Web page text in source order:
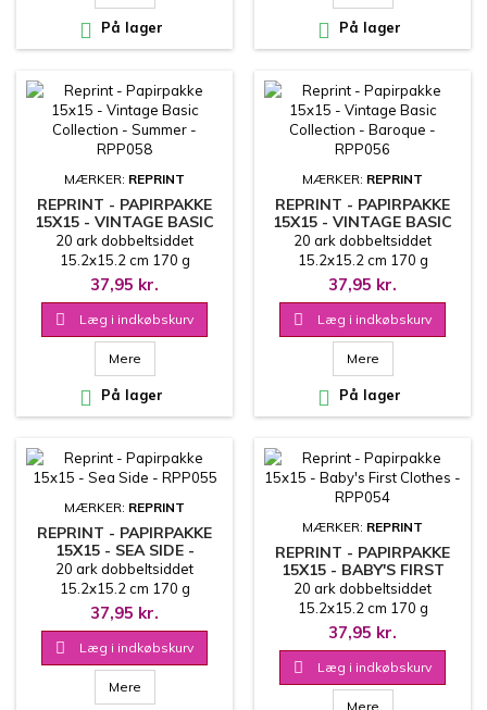
 På lager  På lager
MÆRKER: REPRINT
REPRINT - PAPIRPAKKE
15X15 - VINTAGE BASIC
COLLECTION - SUMMER -
RPP058
20 ark dobbeltsiddet
15.2x15.2 cm 170 g
37,95 kr.
 Læg i indkøbskurv
Mere
 På lager
MÆRKER: REPRINT
REPRINT - PAPIRPAKKE
15X15 - VINTAGE BASIC
COLLECTION - BAROQUE
- RPP056
20 ark dobbeltsiddet
15.2x15.2 cm 170 g
37,95 kr.
 Læg i indkøbskurv
Mere
 På lager
MÆRKER: REPRINT
REPRINT - PAPIRPAKKE
15X15 - SEA SIDE -
RPP055
20 ark dobbeltsiddet
15.2x15.2 cm 170 g
37,95 kr.
 Læg i indkøbskurv
Mere
MÆRKER: REPRINT
REPRINT - PAPIRPAKKE
15X15 - BABY'S FIRST
CLOTHES - RPP054
20 ark dobbeltsiddet
15.2x15.2 cm 170 g
37,95 kr.
 Læg i indkøbskurv
Mere